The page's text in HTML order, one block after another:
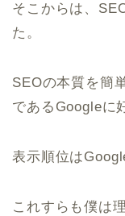
そこからは、
た。
SEOの本質を簡
であるGoogleに
表示順位は
これすらも僕は